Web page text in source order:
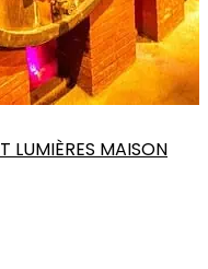
LUMIÈRES MAISON